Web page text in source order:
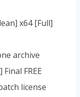
x64 [Full]
archive
FREE
license